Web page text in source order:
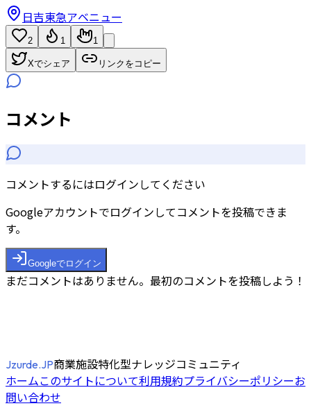
日吉東急アベニュー
2 1 1
Xでシェア リンクをコピー
コメント
コメントするにはログインしてください
Googleアカウントでログインしてコメントを投稿できま
す。
Googleでログイン
まだコメントはありません。最初のコメントを投稿しよう！
Jzurde.JP商業施設特化型ナレッジコミュニティ
ホームこのサイトについて利用規約プライバシーポリシーお
問い合わせ